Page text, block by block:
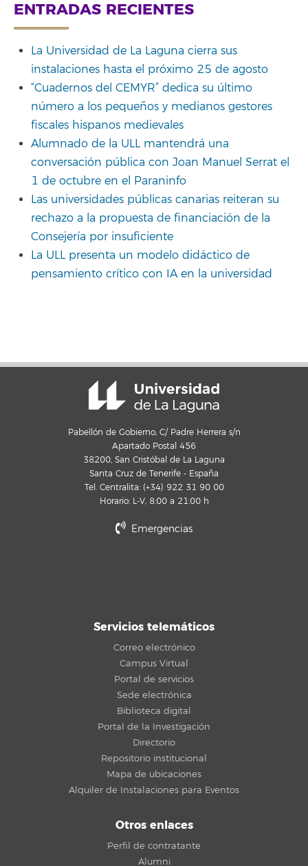
ENTRADAS RECIENTES
La Universidad de La Laguna cierra sus
instalaciones hasta el próximo 25 de agosto
“Cuadernos del CEMYR” dedica su último
número a los pequeños y medianos gestores
fiscales hispanos medievales
Alumnado de la ULL mantendrá una
conversación pública con Joan Manuel Serrat el
1 de octubre en el Paraninfo
Las universidades públicas canarias reiteran su
rechazo a la propuesta de financiación de la
Consejería por insuficiente
La ULL presenta un modelo didáctico de
pensamiento crítico con IA en la universidad
Pabellón de Gobierno, C/ Padre Herrera s/n
Apartado Postal 456
38200, San Cristóbal de La Laguna
Santa Cruz de Tenerife - España
Tel. Centralita: (+34) 922 31 90 00
Horario: L-V, 8:00 a 21:00 h
Emergencias
Servicios telemáticos
Correo electrónico
Campus Virtual
Portal de servicios
Sede electrónica
Biblioteca digital
Portal de la Investigación
Directorio
Repositorio institucional
Mapa de ubicaciones
Alquiler de Instalaciones para Eventos
Otros enlaces
Perfil de contratante
Alumni